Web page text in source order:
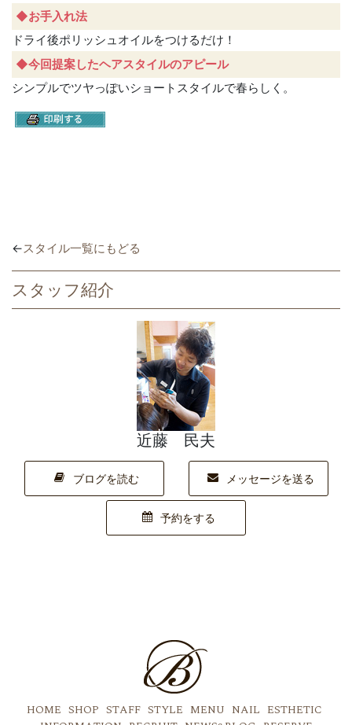
◆お手入れ法
ドライ後ポリッシュオイルをつけるだけ！
◆今回提案したヘアスタイルのアピール
シンプルでツヤっぽいショートスタイルで春らしく。
←スタイル一覧にもどる
スタッフ紹介
近藤 民夫
ブログを読む メッセージを送る
予約をする
HOME SHOP STAFF STYLE MENU NAIL ESTHETIC